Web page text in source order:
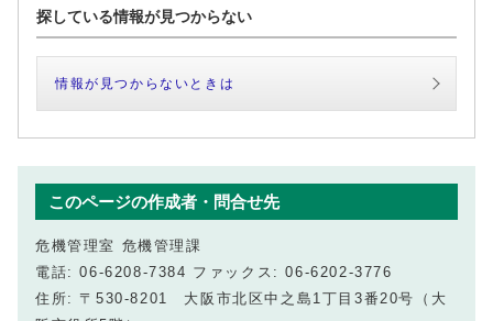
探している情報が見つからない
情報が見つからないときは
このページの作成者・問合せ先
危機管理室 危機管理課
電話: 06-6208-7384 ファックス: 06-6202-3776
住所: 〒530-8201 大阪市北区中之島1丁目3番20号（大